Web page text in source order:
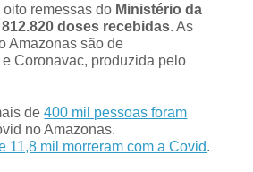
remessas do Ministério da
doses recebidas. As
Amazonas são de
Coronavac, produzida pelo
de400 mil pessoas foram
no Amazonas.
11,8 mil morreram com a Covid.